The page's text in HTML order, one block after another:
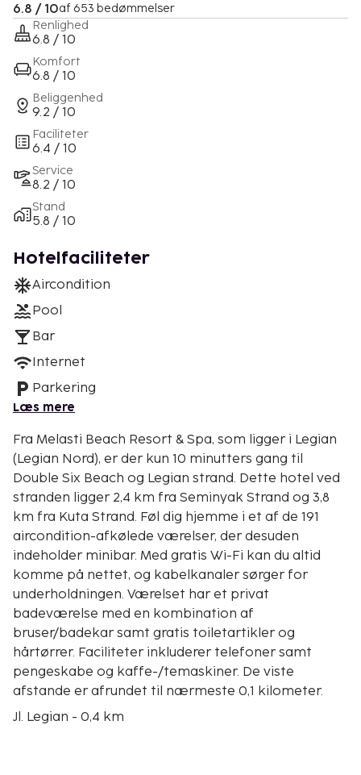
6.8 / 10af 653 bedømmelser
Renlighed
6.8 / 10
Komfort
6.8 / 10
Beliggenhed
9.2 / 10
Faciliteter
6.4 / 10
Service
8.2 / 10
Stand
5.8 / 10
Hotelfaciliteter
Aircondition
Pool
Bar
Internet
Parkering
Læs mere
Fra Melasti Beach Resort & Spa, som ligger i Legian
(Legian Nord), er der kun 10 minutters gang til
Double Six Beach og Legian strand. Dette hotel ved
stranden ligger 2,4 km fra Seminyak Strand og 3,8
km fra Kuta Strand. Føl dig hjemme i et af de 191
aircondition-afkølede værelser, der desuden
indeholder minibar. Med gratis Wi-Fi kan du altid
komme på nettet, og kabelkanaler sørger for
underholdningen. Værelset har et privat
badeværelse med en kombination af
bruser/badekar samt gratis toiletartikler og
hårtørrer. Faciliteter inkluderer telefoner samt
pengeskabe og kaffe-/temaskiner. De viste
afstande er afrundet til nærmeste 0,1 kilometer.
Jl. Legian - 0,4 km